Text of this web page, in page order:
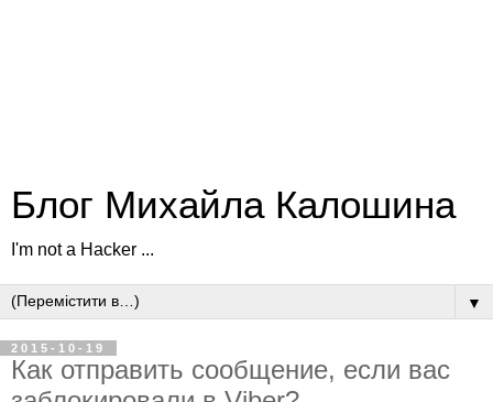
Блог Михайла Калошина
I'm not a Hacker ...
▼
2015-10-19
Как отправить сообщение, если вас